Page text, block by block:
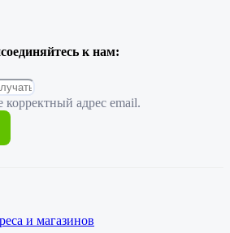
к нам:
адрес email.
и магазинов